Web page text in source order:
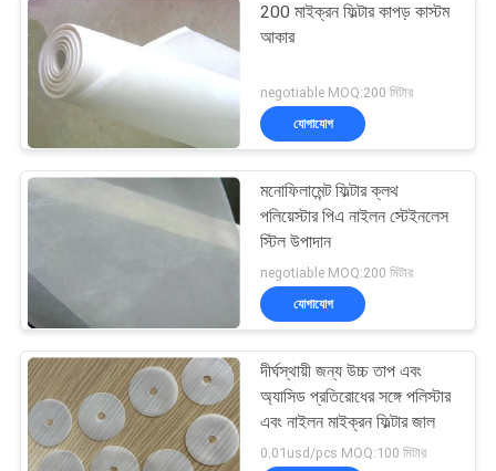
200 মাইক্রন ফিল্টার কাপড় কাস্টম
আকার
negotiable MOQ:200 মিটার
যোগাযোগ
মনোফিলামেন্ট ফিল্টার ক্লথ
পলিয়েস্টার পিএ নাইলন স্টেইনলেস
স্টিল উপাদান
negotiable MOQ:200 মিটার
যোগাযোগ
দীর্ঘস্থায়ী জন্য উচ্চ তাপ এবং
অ্যাসিড প্রতিরোধের সঙ্গে পলিস্টার
এবং নাইলন মাইক্রন ফিল্টার জাল
0.01usd/pcs MOQ:100 মিটার